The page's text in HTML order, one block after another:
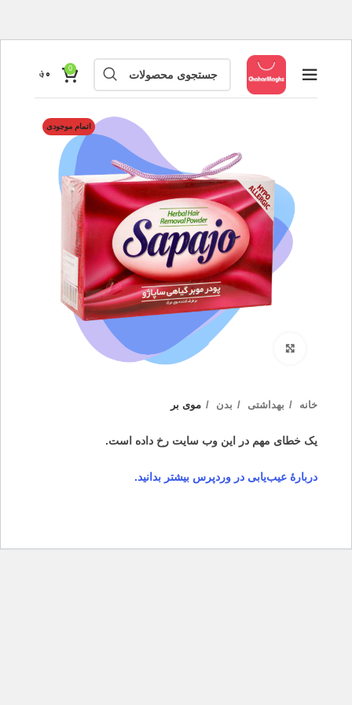
0 ۰؋
اتمام موجودی
بزرگنمایی تصویر
خانه بهداشتی بدن موی بر
یک خطای مهم در این وب سایت رخ داده است.
دربارهٔ عیب‌یابی در وردپرس بیشتر بدانید.